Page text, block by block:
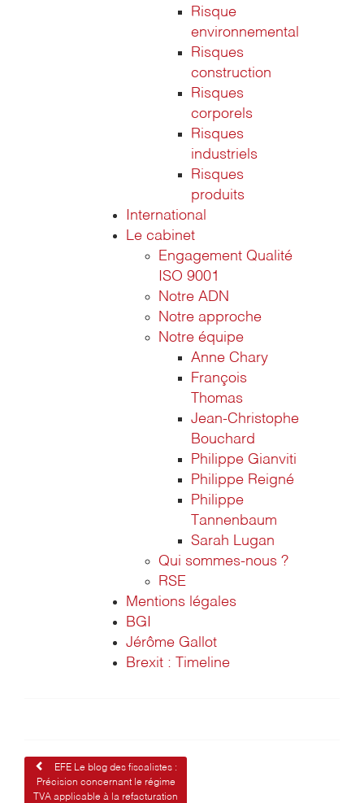
Risque
environnemental
Risques
construction
Risques
corporels
Risques
industriels
Risques
produits
International
Le cabinet
Engagement Qualité
ISO 9001
Notre ADN
Notre approche
Notre équipe
Anne Chary
François
Thomas
Jean-Christophe
Bouchard
Philippe Gianviti
Philippe Reigné
Philippe
Tannenbaum
Sarah Lugan
Qui sommes-nous ?
RSE
Mentions légales
BGI
Jérôme Gallot
Brexit : Timeline
Navigation
de
EFE Le blog des fiscalistes :
Précision concernant le régime
TVA applicable à la refacturation